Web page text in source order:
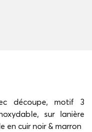
découpe, motif 3
sur lanière
en cuir noir & marron